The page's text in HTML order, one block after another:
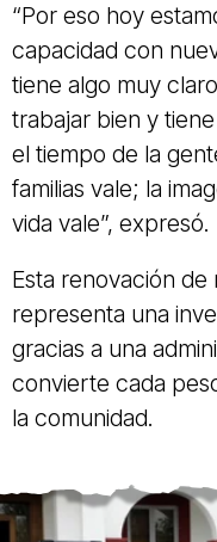
“Por eso hoy
capacidad con
tiene algo muy
trabajar bien y
el tiempo de la
familias vale; la
vida vale”, expresó.
Esta renovación de
representa una
gracias a una
convierte cada
la comunidad.